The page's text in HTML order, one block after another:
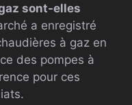
sont-elles
a enregistré
à gaz en
des pompes à
pour ces